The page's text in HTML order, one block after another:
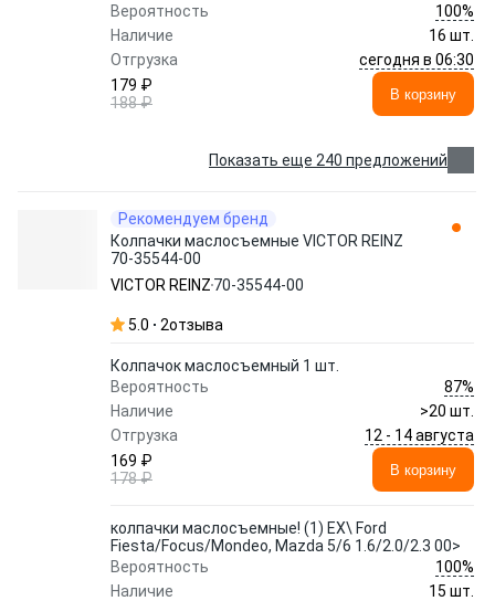
Вероятность
100%
Наличие
16 шт.
Отгрузка
сегодня в 06:30
179 ₽
188 ₽
В корзину
Показать еще 240 предложений
Рекомендуем бренд
Колпачки маслосъемные VICTOR REINZ
70-35544-00
VICTOR REINZ 70-35544-00
5.0 2отзыва
Колпачок маслосъемный 1 шт.
Вероятность
87%
Наличие
>20 шт.
Отгрузка
12 - 14 августа
169 ₽
178 ₽
В корзину
колпачки маслосъемные! (1) EX\ Ford
Fiesta/Focus/Mondeo, Mazda 5/6 1.6/2.0/2.3 00>
Вероятность
100%
Наличие
15 шт.